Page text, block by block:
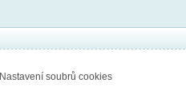
Nastavení soubrů cookies